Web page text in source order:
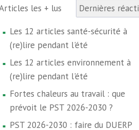
les + lus (onglet
actif)
Dernières
Les 12 articles santé-sécurité à
(re)lire pendant l'été
Les 12 articles environnement à
(re)lire pendant l'été
Fortes chaleurs au travail : que
prévoit le PST 2026-2030 ?
PST 2026-2030 : faire du DUERP